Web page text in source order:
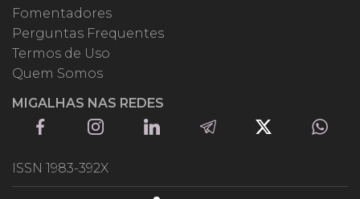
Fomentadores
Perguntas Frequentes
Termos de Uso
Quem Somos
MIGALHAS NAS REDES
ISSN 1983-392X